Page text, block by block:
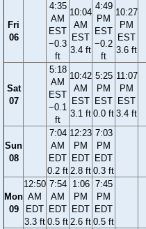
Fri
06
4:35
AM
EST
−0.3
ft
10:04
AM
EST
3.4 ft
4:49
PM
EST
−0.2
ft
10:27
PM
EST
3.6 ft
Sat
07
5:18
AM
EST
−0.1
ft
10:42
AM
EST
3.1 ft
5:25
PM
EST
0.0 ft
11:07
PM
EST
3.4 ft
Sun
08
7:04
AM
EDT
0.2 ft
12:23
PM
EDT
2.8 ft
7:03
PM
EDT
0.3 ft
Mon
09
12:50
AM
EDT
3.3 ft
7:54
AM
EDT
0.5 ft
1:06
PM
EDT
2.6 ft
7:45
PM
EDT
0.5 ft